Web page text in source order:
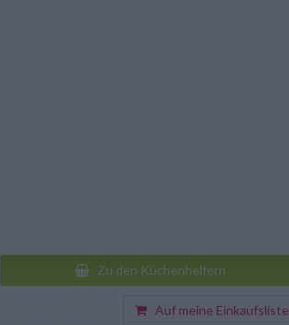
Zu den Küchenhelfern
Auf meine Einkaufsliste